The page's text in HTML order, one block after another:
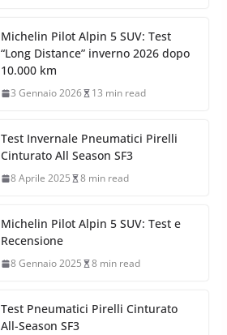
Michelin Pilot Alpin 5 SUV: Test
“Long Distance” inverno 2026 dopo
10.000 km
3 Gennaio 2026 13 min read
Test Invernale Pneumatici Pirelli
Cinturato All Season SF3
8 Aprile 2025 8 min read
Michelin Pilot Alpin 5 SUV: Test e
Recensione
8 Gennaio 2025 8 min read
Test Pneumatici Pirelli Cinturato
All-Season SF3